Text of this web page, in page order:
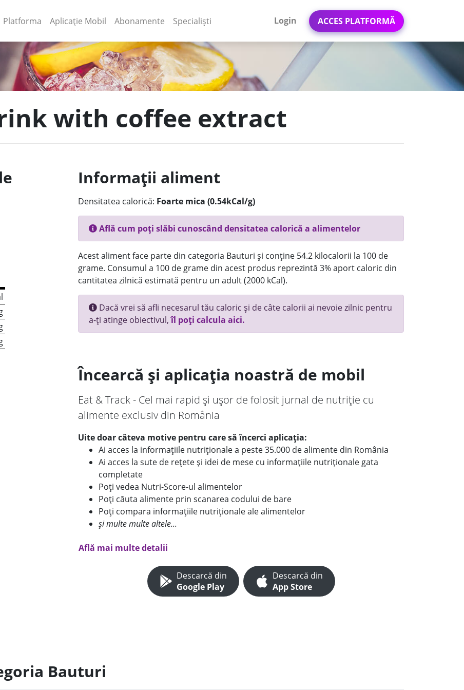
Platforma (current)
Aplicație Mobil (current)
Abonamente Specialiști Login ACCES PLATFORMĂ
with coffee extract
Informații aliment
Densitatea calorică: Foarte mica (0.54kCal/g)
Află cum poți slăbi cunoscând densitatea calorică a alimentelor
Acest aliment face parte din categoria Bauturi și conține 54.2 kilocalorii la 100 de
grame. Consumul a 100 de grame din acest produs reprezintă 3% aport caloric din
cantitatea zilnică estimată pentru un adult (2000 kCal).
Dacă vrei să afli necesarul tău caloric și de câte calorii ai nevoie zilnic pentru
a-ți atinge obiectivul,îl poți calcula aici.
Încearcă și aplicația noastră de mobil
Eat & Track - Cel mai rapid și ușor de folosit jurnal de nutriție cu
alimente exclusiv din România
Uite doar câteva motive pentru care să încerci aplicația:
Ai acces la informațiile nutriționale a peste 35.000 de alimente din România
Ai acces la sute de rețete și idei de mese cu informațiile nutriționale gata
completate
Poți vedea Nutri-Score-ul alimentelor
Poți căuta alimente prin scanarea codului de bare
Poți compara informațiile nutriționale ale alimentelor
și multe multe altele...
Află mai multe detalii
Descarcă din
Google Play
Descarcă din
App Store
Bauturi